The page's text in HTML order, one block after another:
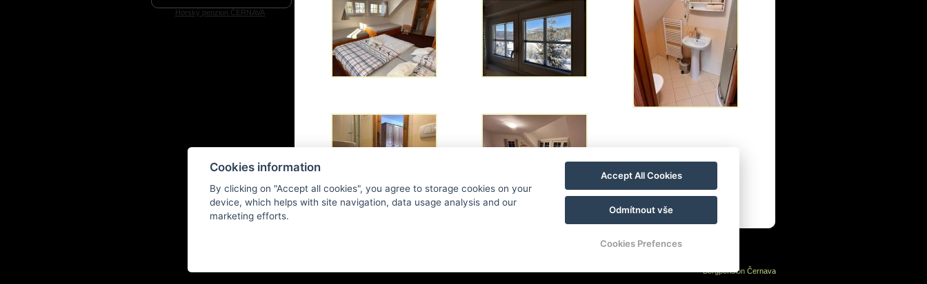
Horský penzion ČERNAVA
Zurück zur Liste der Fotogalerien
Bergpension Černava
Cookies information
By clicking on "Accept all cookies", you agree to storage cookies on your
device, which helps with site navigation, data usage analysis and our
marketing efforts.
Accept All Cookies
Odmítnout vše
Cookies Prefences